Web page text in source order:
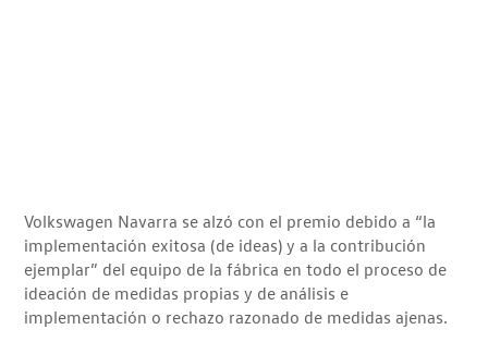
Volkswagen Navarra se alzó con el premio debido a “la
implementación exitosa (de ideas) y a la contribución
ejemplar” del equipo de la fábrica en todo el proceso de
ideación de medidas propias y de análisis e
implementación o rechazo razonado de medidas ajenas.